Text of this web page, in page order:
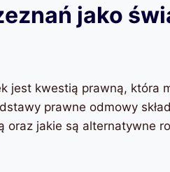
jako
jest kwestią prawną, która
prawne odmowy
oraz jakie są alternatywne